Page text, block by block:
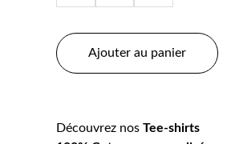
Ajouter au panier
Découvrez nos Tee-shirts